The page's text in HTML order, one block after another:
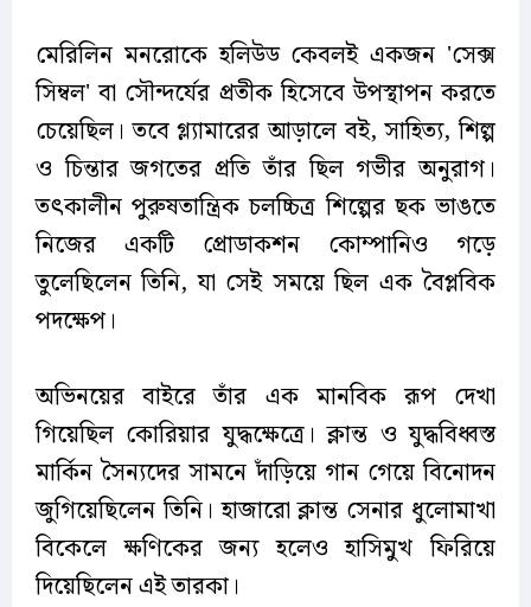
মেরিলিন মনরোকে হলিউড কেবলই একজন 'সেক্স
সিম্বল' বা সৌন্দর্যের প্রতীক হিসেবে উপস্থাপন করতে
চেয়েছিল। তবে গ্ল্যামারের আড়ালে বই, সাহিত্য, শিল্প
ও চিন্তার জগতের প্রতি তাঁর ছিল গভীর অনুরাগ।
তৎকালীন পুরুষতান্ত্রিক চলচ্চিত্র শিল্পের ছক ভাঙতে
নিজের একটি প্রোডাকশন কোম্পানিও গড়ে
তুলেছিলেন তিনি, যা সেই সময়ে ছিল এক বৈপ্লবিক
পদক্ষেপ।
অভিনয়ের বাইরে তাঁর এক মানবিক রূপ দেখা
গিয়েছিল কোরিয়ার যুদ্ধক্ষেত্রে। ক্লান্ত ও যুদ্ধবিধ্বস্ত
মার্কিন সৈন্যদের সামনে দাঁড়িয়ে গান গেয়ে বিনোদন
জুগিয়েছিলেন তিনি। হাজারো ক্লান্ত সেনার ধুলোমাখা
বিকেলে ক্ষণিকের জন্য হলেও হাসিমুখ ফিরিয়ে
দিয়েছিলেন এই তারকা।